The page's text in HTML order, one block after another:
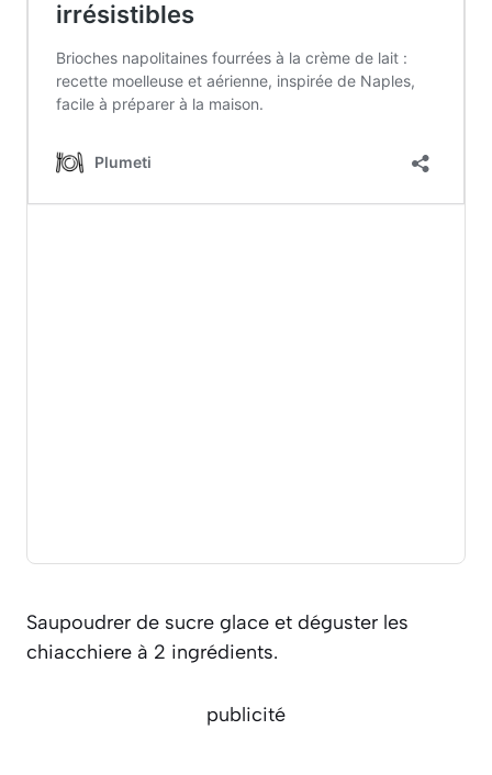
Saupoudrer de sucre glace et déguster les
chiacchiere à 2 ingrédients.
publicité